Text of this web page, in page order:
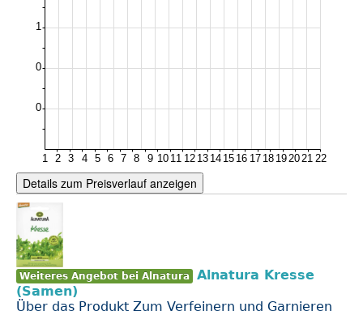
Details zum Preisverlauf anzeigen
Weiteres Angebot bei Alnatura
Alnatura Kresse
(Samen)
Über das Produkt Zum Verfeinern und Garnieren